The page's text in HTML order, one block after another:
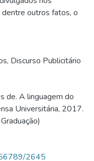
dentre outros fatos, o
, Discurso Publicitário
de. A linguagem do
Universitária, 2017.
2645